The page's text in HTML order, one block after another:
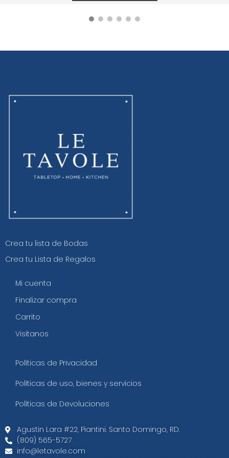
Crea tu lista de Bodas
Crea tu Lista de Regalos
Mi cuenta
Finalizar compra
Carrito
Visítanos
Políticas de Privacidad
Políticas de uso, bienes y servicios
Políticas de Devoluciones
Agustin Lara #22, Piantini. Santo Domingo, RD.
(809) 565-5727
info@letavole.com